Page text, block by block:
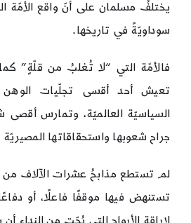
يختلفُ مسلمان على أنّ واقع الأمّة
سوداويّةً في تاريخها.
فالأمّة التي “لا تُغلبُ من قلّةٍ”
تعيش أحد أقسى تجلّيات
السياسيّة العالميّة، وتمارس أقصى
جراح شعوبها واستحقاقاتها
لم تستطع مذابحُ عشرات الآلاف من
تستنهض فيها موقفًا فاعلًا، أو